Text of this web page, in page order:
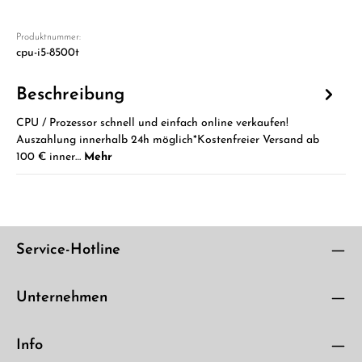
Produktnummer:
cpu-i5-8500t
Beschreibung
CPU / Prozessor schnell und einfach online verkaufen!
Auszahlung innerhalb 24h möglich*Kostenfreier Versand ab
100 € inner… Mehr
Service-Hotline
Unternehmen
Info